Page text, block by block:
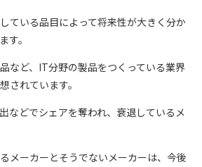
ている品目によって将来性が大きく分か
す。
など、IT分野の製品をつくっている業界
されています。
などでシェアを奪われ、衰退しているメ
メーカーとそうでないメーカーは、今後